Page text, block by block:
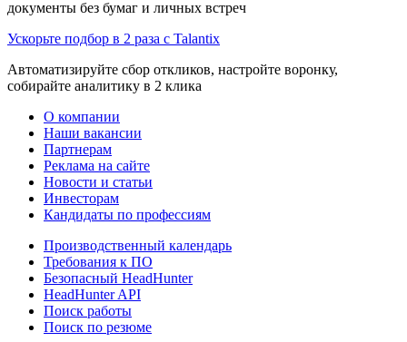
документы без бумаг и личных встреч
Ускорьте подбор в 2 раза с Talantix
Автоматизируйте сбор откликов, настройте воронку,
собирайте аналитику в 2 клика
О компании
Наши вакансии
Партнерам
Реклама на сайте
Новости и статьи
Инвесторам
Кандидаты по профессиям
Производственный календарь
Требования к ПО
Безопасный HeadHunter
HeadHunter API
Поиск работы
Поиск по резюме